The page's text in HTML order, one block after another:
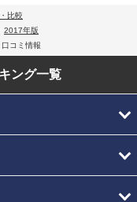
比較
2017年版
コミ情報
ング一覧